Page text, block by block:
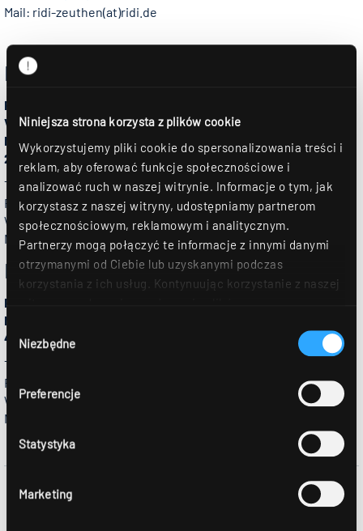
Niniejsza strona korzysta z plików cookie
Wykorzystujemy pliki cookie do spersonalizowania treści i
reklam, aby oferować funkcje społecznościowe i
analizować ruch w naszej witrynie. Informacje o tym, jak
korzystasz z naszej witryny, udostępniamy partnerom
społecznościowym, reklamowym i analitycznym.
Partnerzy mogą połączyć te informacje z innymi danymi
otrzymanymi od Ciebie lub uzyskanymi podczas
korzystania z ich usług. Kontynuując korzystanie z naszej
szczegóły można znaleźć w naszym
oświadczeniu o
Wybór
zgody
Niezbędne
Preferencje
Statystyka
Marketing
Mail: ridi-zeuthen(at)ridi.de
Niemcy
RIDI Leuchten GmbH
Vertriebsniederlassung Hamburg
Modering 11
22457 Hamburg
Tel: +49 7477 872 253
Fax: +49 7477 87248
Web:www.ridi.de
Mail: vertriebnord(at)ridi.de
Norwegia
Frizen Belysning
Narviga 7
4633 Kristiansand
Tel: +47 380 771 00
Fax: +47 380 771 01
Web:www.frizen.no
Mail: post(at)frizen.no